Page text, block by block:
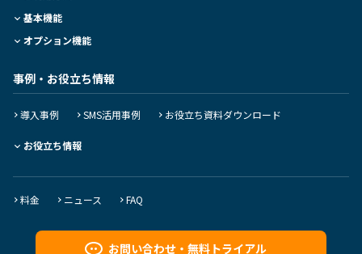
基本機能
オプション機能
事例・お役立ち情報
導入事例 SMS活用事例 お役立ち資料ダウンロード
お役立ち情報
料金 ニュース FAQ
お問い合わせ・ 無料トライアル